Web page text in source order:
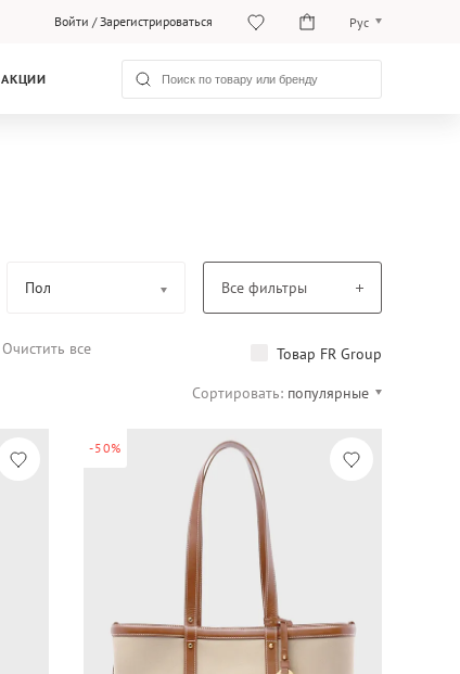
Войти /Зарегистрироваться Рус
Қаз
АКЦИИ
Пол Все фильтры
Очистить все
Товар FR Group
Сортировать: популярные
-50%